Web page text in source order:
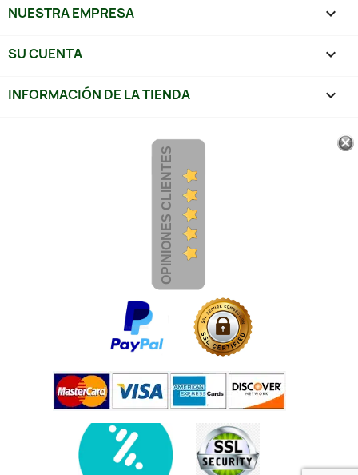
NUESTRA EMPRESA 
SU CUENTA 
INFORMACIÓN DE LA TIENDA keyboard_arrow_down
OPINIONES CLIENTES